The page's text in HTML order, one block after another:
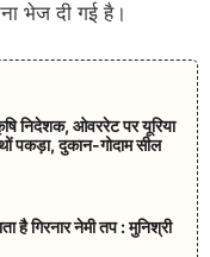
भेज दी गई है।
निदेशक, ओवररेट पर यूरिया
पकड़ा, दुकान-गोदाम सील
है गिरनार नेमी तप : मुनिश्री